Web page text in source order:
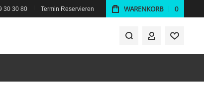
30 30 80 Termin Reservieren WARENKORB 0
MEIN KONTO